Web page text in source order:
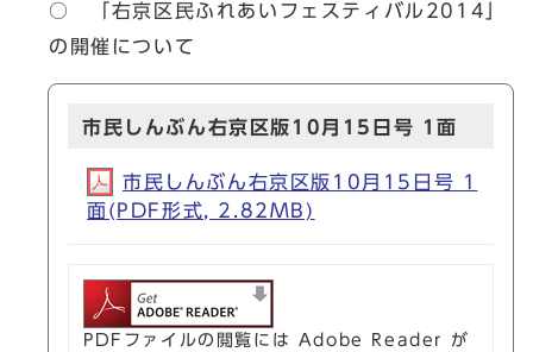
○ 「右京区民ふれあいフェスティバル2014」
の開催について
市民しんぶん右京区版10月15日号 1面
市民しんぶん右京区版10月15日号 1
面(PDF形式, 2.82MB)
PDFファイルの閲覧には Adobe Reader が